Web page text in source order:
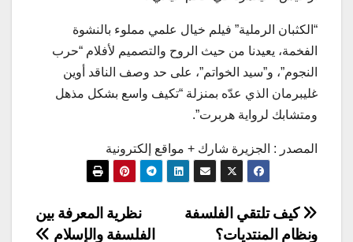
“الكثبان الرملية” فيلم خيال علمي مملوء بالنشوة
الفخمة، يعيدنا من حيث الروح والتصميم لأفلام “حرب
النجوم”، و”سيد الخواتم”، على حد وصف الناقد أوين
غليبرمان الذي عدّه بمنزلة “تكيف واسع بشكل مذهل
ومتشابك لرواية هربرت”.
المصدر : الجزيرة شارك + مواقع إلكترونية
تصفّح
نظرية المعرفة بين
الفلسفة والإسلام
كيف تلتقي الفلسفة
ونظام المنتديات؟